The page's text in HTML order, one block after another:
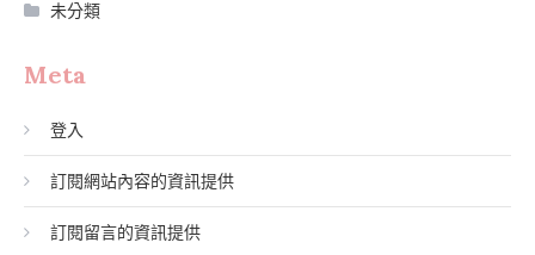
未分類
Meta
登入
訂閱網站內容的資訊提供
訂閱留言的資訊提供